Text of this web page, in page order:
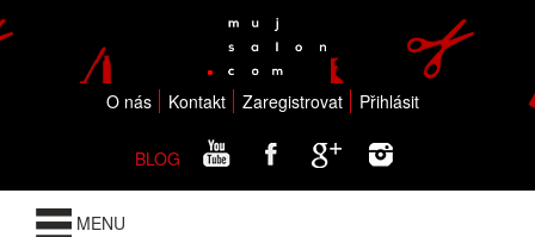
O nás Kontakt Zaregistrovat Přihlásit
BLOG
MENU